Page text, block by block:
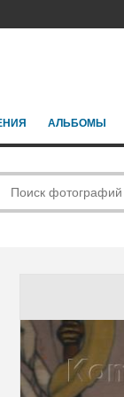
АЛЬБОМЫ